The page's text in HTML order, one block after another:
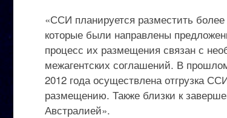
«ССИ планируется разместить
которые были направлены
процесс их размещения связан с
межагентских соглашений. В
2012 года осуществлена отгрузка
размещению. Также близки к
Австралией».